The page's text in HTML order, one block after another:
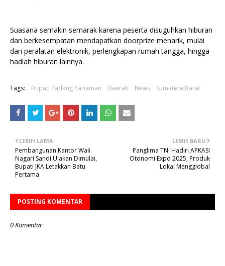
Suasana semakin semarak karena peserta disuguhkan hiburan
dan berkesempatan mendapatkan doorprize menarik, mulai
dari peralatan elektronik, perlengkapan rumah tangga, hingga
hadiah hiburan lainnya.
Tags: Bupati Padang Pariaman Daerah News Sumatera Barat
LEBIH BARU
Panglima TNI Hadiri APKASI
Otonomi Expo 2025; Produk
Lokal Mengglobal
LEBIH LAMA
Pembangunan Kantor Wali
Nagari Sandi Ulakan Dimulai,
Bupati JKA Letakkan Batu
Pertama
POSTING KOMENTAR
0 Komentar